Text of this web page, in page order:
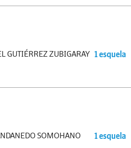
GUTIÉRREZ ZUBIGARAY 1 esquela
SOMOHANO 1 esquela